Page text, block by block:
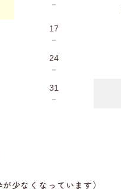
－
17
－
24
－
31
－
少なくなっています）